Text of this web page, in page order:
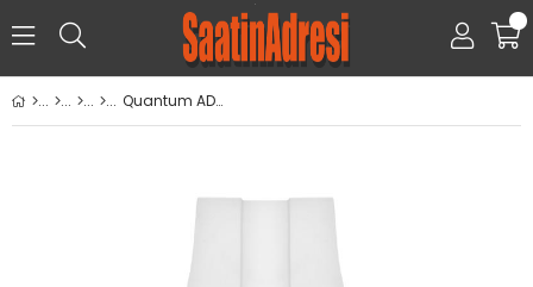
0
Quantum ADG1229.375 Kol Saati